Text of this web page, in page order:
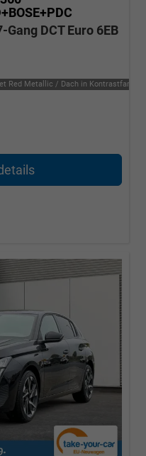
Gang DCT Euro 6EB
Red Metallic / Dach in Kontrastfarbe